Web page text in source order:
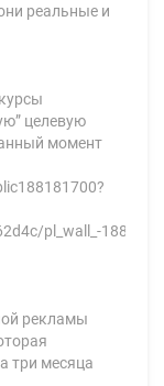
реальные и
целевую
момент
pl_wall_-
рекламы
три месяца